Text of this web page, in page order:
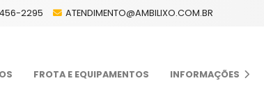
2295 ATENDIMENTO@AMBILIXO.COM.BR
FROTA E EQUIPAMENTOS INFORMAÇÕES